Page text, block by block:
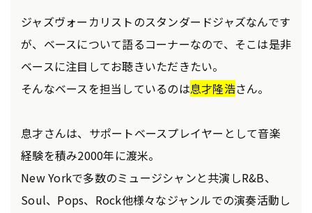
ジャズヴォーカリストのスタンダードジャズなんです
が、ベースについて語るコーナーなので、そこは是非
ベースに注目してお聴きいただきたい。
そんなベースを担当しているのは息才隆浩さん。
息才さんは、サポートベースプレイヤーとして音楽
経験を積み2000年に渡米。
New Yorkで多数のミュージシャンと共演しR&B、
Soul、Pops、Rock他様々なジャンルでの演奏活動し